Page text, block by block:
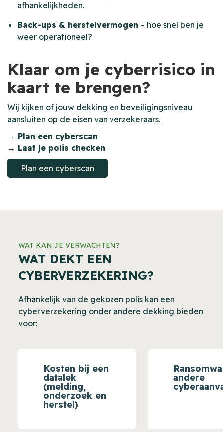
afhankelijkheden.
Back-ups & herstelvermogen – hoe snel ben je
weer operationeel?
Klaar om je cyberrisico in
kaart te brengen?
Wij kijken of jouw dekking en beveiligingsniveau
aansluiten op de eisen van verzekeraars.
→ Plan een cyberscan
→ Laat je polis checken
Plan een cyberscan
WAT KAN JE VERWACHTEN?
WAT DEKT EEN
CYBERVERZEKERING?
Afhankelijk van de gekozen polis kan een
cyberverzekering onder andere dekking bieden
voor:
Kosten bij een
datalek
(melding,
onderzoek en
herstel)
andere